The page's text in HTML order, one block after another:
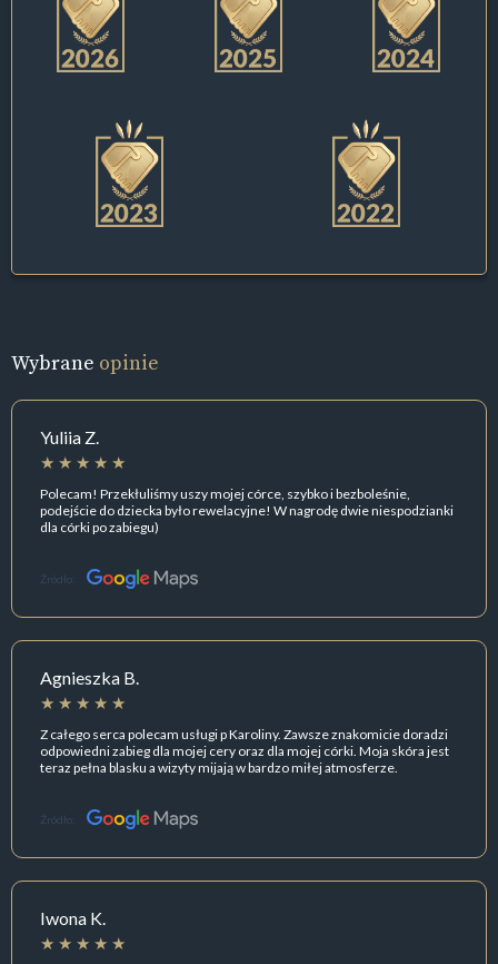
Wybrane opinie
Yuliia Z.
Polecam! Przekłuliśmy uszy mojej córce, szybko i bezboleśnie,
podejście do dziecka było rewelacyjne! W nagrodę dwie niespodzianki
dla córki po zabiegu)
Źródło:
Agnieszka B.
Z całego serca polecam usługi p Karoliny. Zawsze znakomicie doradzi
odpowiedni zabieg dla mojej cery oraz dla mojej córki. Moja skóra jest
teraz pełna blasku a wizyty mijają w bardzo miłej atmosferze.
Źródło:
Iwona K.